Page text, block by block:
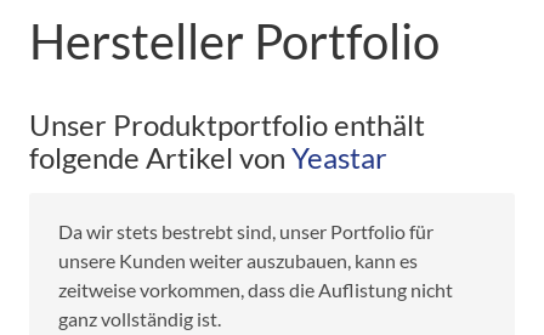
Hersteller Portfolio
Unser Produktportfolio enthält
folgende Artikel von Yeastar
Da wir stets bestrebt sind, unser Portfolio für
unsere Kunden weiter auszubauen, kann es
zeitweise vorkommen, dass die Auflistung nicht
ganz vollständig ist.